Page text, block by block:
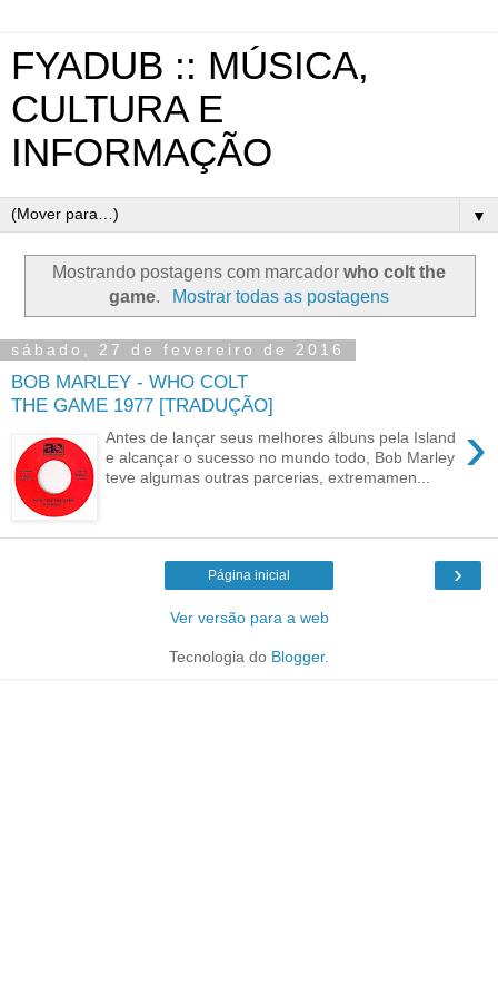
FYADUB :: MÚSICA,
CULTURA E
INFORMAÇÃO
▼
Mostrando postagens com marcador who colt the
game. Mostrar todas as postagens
sábado, 27 de fevereiro de 2016
BOB MARLEY - WHO COLT
THE GAME 1977 [TRADUÇÃO]
›
Antes de lançar seus melhores álbuns pela Island
e alcançar o sucesso no mundo todo, Bob Marley
teve algumas outras parcerias, extremamen...
›
Página inicial
Ver versão para a web
Tecnologia do Blogger.